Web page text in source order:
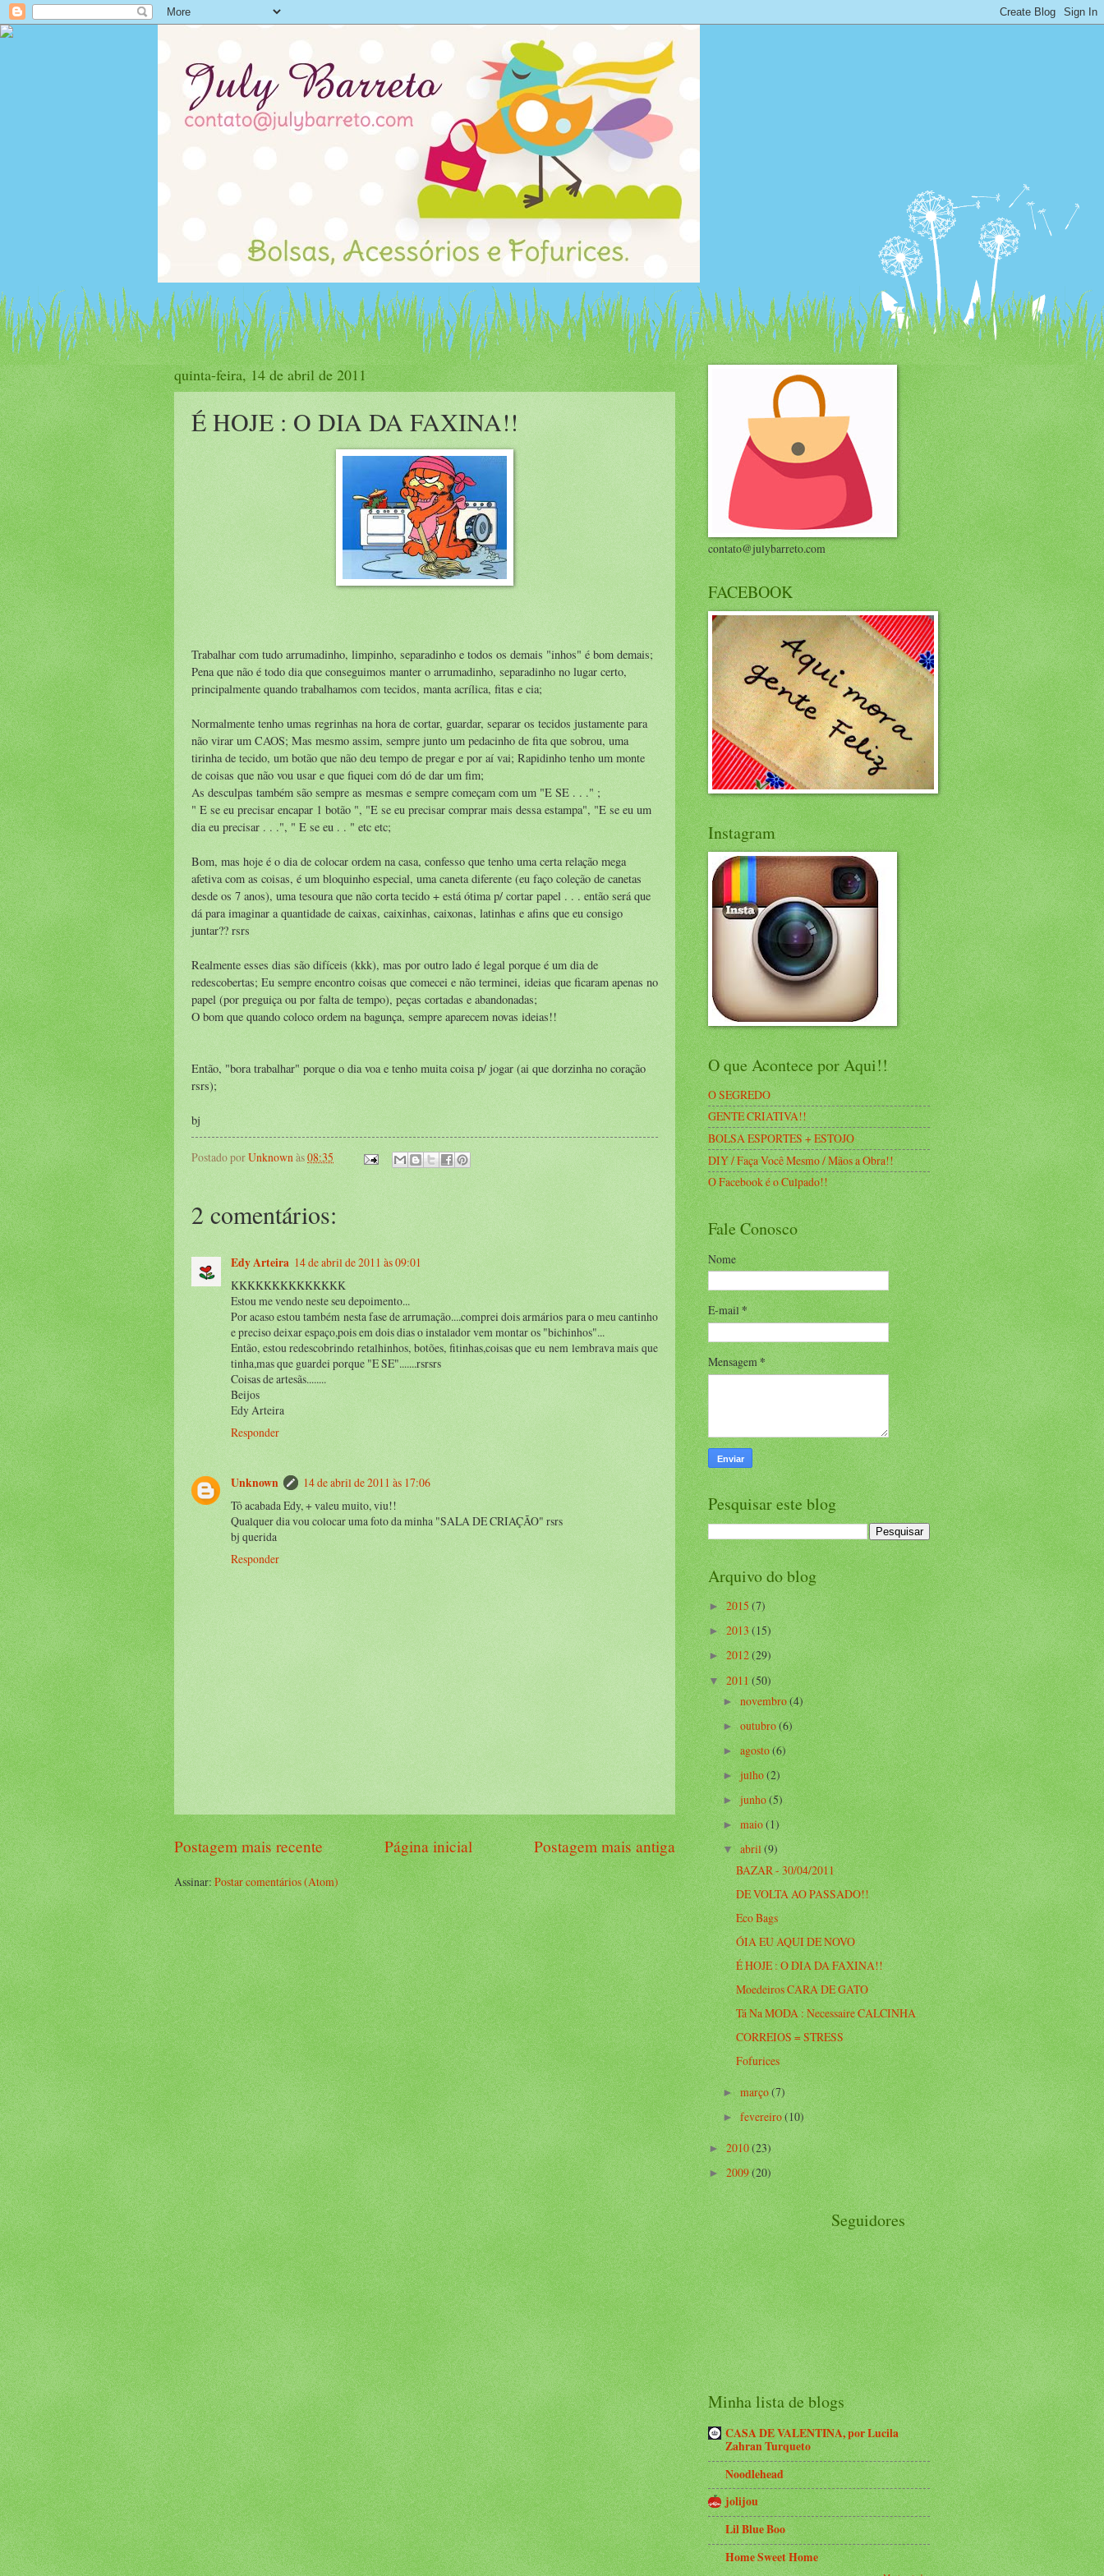
quinta-feira, 14 de abril de 2011
É HOJE : O DIA DA FAXINA!!
Trabalhar com tudo arrumadinho, limpinho, separadinho e todos os demais "inhos" é bom demais;
Pena que não é todo dia que conseguimos manter o arrumadinho, separadinho no lugar certo,
principalmente quando trabalhamos com tecidos, manta acrílica, fitas e cia;
Normalmente tenho umas regrinhas na hora de cortar, guardar, separar os tecidos justamente para
não virar um CAOS; Mas mesmo assim, sempre junto um pedacinho de fita que sobrou, uma
tirinha de tecido, um botão que não deu tempo de pregar e por aí vai; Rapidinho tenho um monte
de coisas que não vou usar e que fiquei com dó de dar um fim;
As desculpas também são sempre as mesmas e sempre começam com um "E SE . . ." ;
" E se eu precisar encapar 1 botão ", "E se eu precisar comprar mais dessa estampa", "E se eu um
dia eu precisar . . .", " E se eu . . " etc etc;
Bom, mas hoje é o dia de colocar ordem na casa, confesso que tenho uma certa relação mega
afetiva com as coisas, é um bloquinho especial, uma caneta diferente (eu faço coleção de canetas
desde os 7 anos), uma tesoura que não corta tecido + está ótima p/ cortar papel . . . então será que
dá para imaginar a quantidade de caixas, caixinhas, caixonas, latinhas e afins que eu consigo
juntar?? rsrs
Realmente esses dias são difíceis (kkk), mas por outro lado é legal porque é um dia de
redescobertas; Eu sempre encontro coisas que comecei e não terminei, ideias que ficaram apenas no
papel (por preguiça ou por falta de tempo), peças cortadas e abandonadas;
O bom que quando coloco ordem na bagunça, sempre aparecem novas ideias!!
Então, "bora trabalhar" porque o dia voa e tenho muita coisa p/ jogar (ai que dorzinha no coração
rsrs);
bj
Postado porUnknownàs08:35
2 comentários:
Edy Arteira 14 de abril de 2011 às 09:01
KKKKKKKKKKKKKK
Estou me vendo neste seu depoimento...
Por acaso estou também nesta fase de arrumação....comprei dois armários para o meu cantinho
e preciso deixar espaço,pois em dois dias o instalador vem montar os "bichinhos"...
Então, estou redescobrindo retalhinhos, botões, fitinhas,coisas que eu nem lembrava mais que
tinha,mas que guardei porque "E SE".......rsrsrs
Coisas de artesãs........
Beijos
Edy Arteira
Responder
Unknown
14 de abril de 2011 às 17:06
Tô acabada Edy, + valeu muito, viu!!
Qualquer dia vou colocar uma foto da minha "SALA DE CRIAÇÃO" rsrs
bj querida
Responder
Postagem mais recente Postagem mais antiga
Página inicial
Assinar:Postar comentários (Atom)
contato@julybarreto.com
FACEBOOK
Instagram
O que Acontece por Aqui!!
O SEGREDO
GENTE CRIATIVA!!
BOLSA ESPORTES + ESTOJO
DIY / Faça Você Mesmo / Mãos a Obra!!
O Facebook é o Culpado!!
Fale Conosco
Nome
E-mail*
Mensagem*
Pesquisar este blog
Arquivo do blog
►2015(7)
►2013(15)
►2012(29)
▼2011(50)
►novembro(4)
►outubro(6)
►agosto(6)
►julho(2)
►junho(5)
►maio(1)
▼abril(9)
BAZAR - 30/04/2011
DE VOLTA AO PASSADO!!
Eco Bags
ÓIA EU AQUI DE NOVO
É HOJE : O DIA DA FAXINA!!
Moedeiros CARA DE GATO
Tá Na MODA : Necessaire CALCINHA
CORREIOS = STRESS
Fofurices
►março(7)
► fevereiro(10)
►2010(23)
►2009(20)
Seguidores
Minha lista de blogs
CASA DE VALENTINA, por Lucila
Zahran Turqueto
Noodlehead
jolijou
Lil Blue Boo
Home Sweet Home